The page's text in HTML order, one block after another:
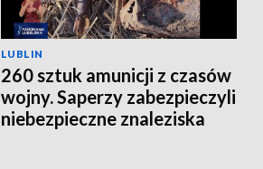
LUBLIN
260 sztuk amunicji z czasów
wojny. Saperzy zabezpieczyli
niebezpieczne znaleziska